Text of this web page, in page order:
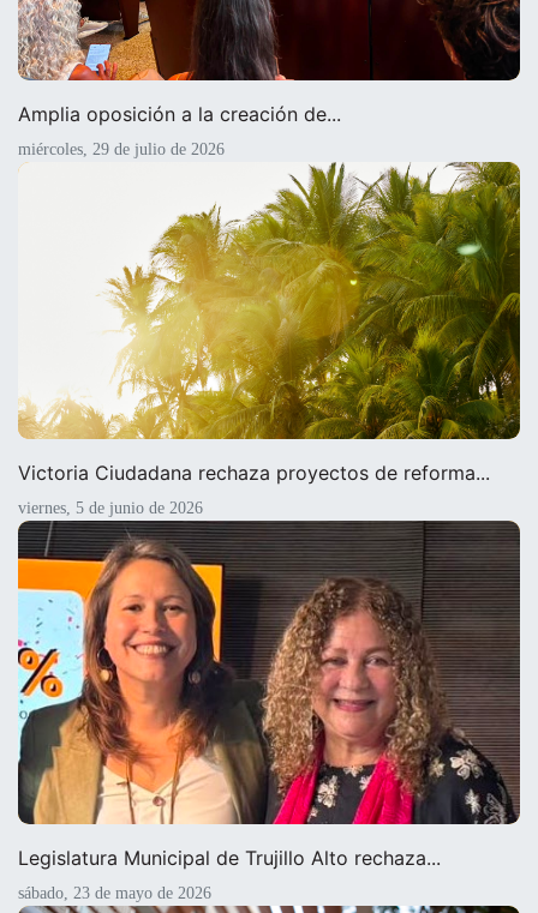
Amplia oposición a la creación de...
miércoles, 29 de julio de 2026
Victoria Ciudadana rechaza proyectos de reforma...
viernes, 5 de junio de 2026
Legislatura Municipal de Trujillo Alto rechaza...
sábado, 23 de mayo de 2026